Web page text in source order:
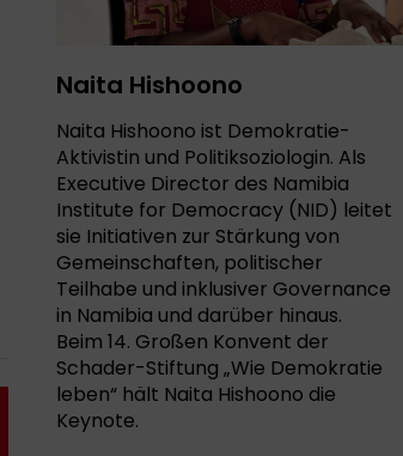
Naita Hishoono
Naita Hishoono ist Demokratie-
Aktivistin und Politiksoziologin. Als
Executive Director des Namibia
Institute for Democracy (NID) leitet
sie Initiativen zur Stärkung von
Gemeinschaften, politischer
Teilhabe und inklusiver Governance
in Namibia und darüber hinaus.
Beim 14. Großen Konvent der
Schader-Stiftung „Wie Demokratie
leben“ hält Naita Hishoono die
Keynote.